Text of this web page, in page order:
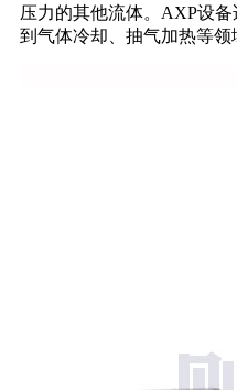
压力的其他流体。AXP设
到气体冷却、抽气加热等领